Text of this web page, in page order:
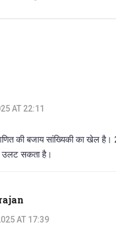
AT 22:11
की बजाय सांख्यिकी का खेल
उलट सकता है।
AT 17:39